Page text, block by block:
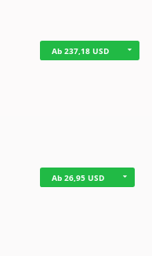
Ab 237,18 USD
Ab 26,95 USD